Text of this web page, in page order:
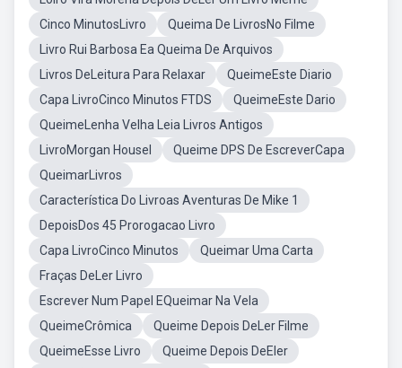
Cinco MinutosLivro
Queima De LivrosNo Filme
Livro Rui Barbosa Ea Queima De Arquivos
Livros DeLeitura Para Relaxar
QueimeEste Diario
Capa LivroCinco Minutos FTDS
QueimeEste Dario
QueimeLenha Velha Leia Livros Antigos
LivroMorgan Housel
Queime DPS De EscreverCapa
QueimarLivros
Característica Do Livroas Aventuras De Mike 1
DepoisDos 45 Prorogacao Livro
Capa LivroCinco Minutos
Queimar Uma Carta
Fraças DeLer Livro
Escrever Num Papel EQueimar Na Vela
QueimeCrômica
Queime Depois DeLer Filme
QueimeEsse Livro
Queime Depois DeEler